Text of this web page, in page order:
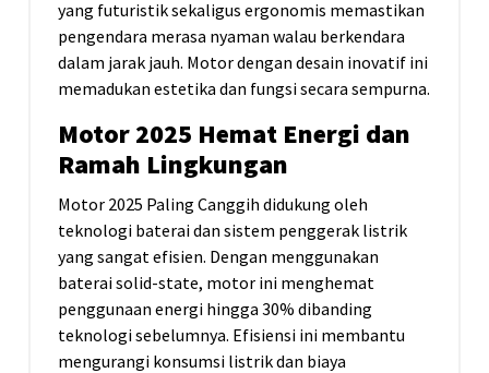
yang futuristik sekaligus ergonomis memastikan
pengendara merasa nyaman walau berkendara
dalam jarak jauh. Motor dengan desain inovatif ini
memadukan estetika dan fungsi secara sempurna.
Motor 2025 Hemat Energi dan
Ramah Lingkungan
Motor 2025 Paling Canggih didukung oleh
teknologi baterai dan sistem penggerak listrik
yang sangat efisien. Dengan menggunakan
baterai solid-state, motor ini menghemat
penggunaan energi hingga 30% dibanding
teknologi sebelumnya. Efisiensi ini membantu
mengurangi konsumsi listrik dan biaya